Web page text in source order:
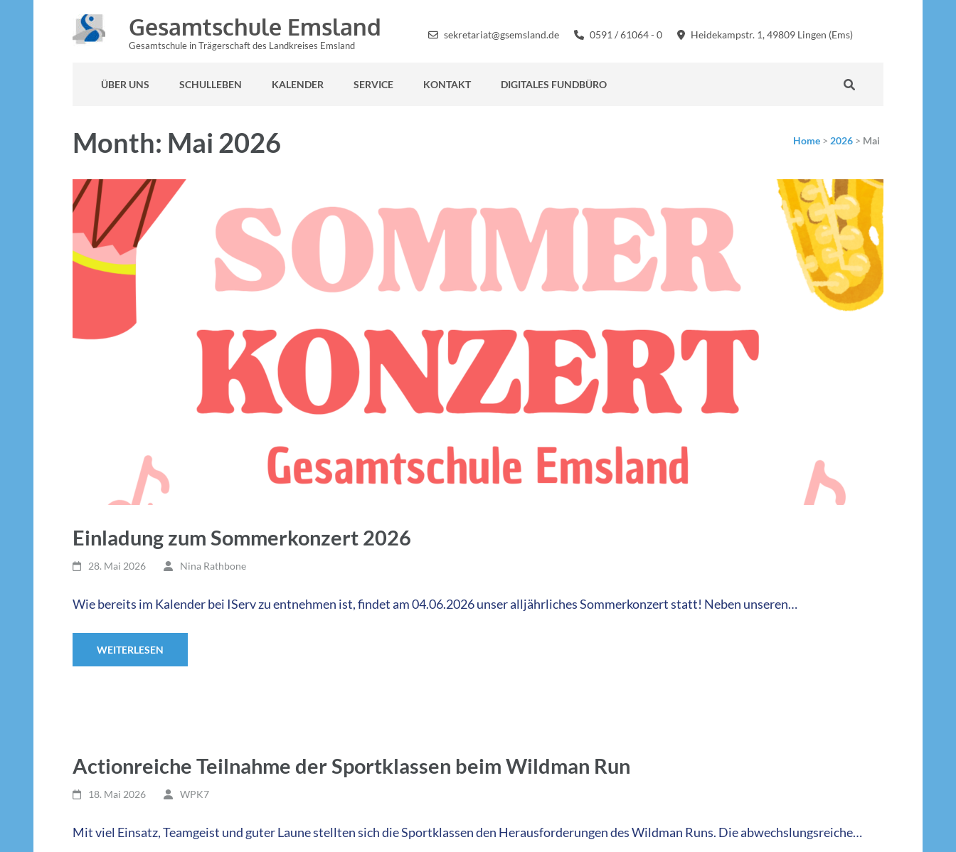
Gesamtschule Emsland
Gesamtschule in Trägerschaft des Landkreises Emsland
sekretariat@gsemsland.de 0591 / 61064 - 0 Heidekampstr. 1, 49809 Lingen (Ems)
ÜBER UNS SCHULLEBEN KALENDER SERVICE KONTAKT DIGITALES FUNDBÜRO
Month: Mai 2026 Home > 2026 > Mai
Einladung zum Sommerkonzert 2026
28. Mai 2026 Nina Rathbone
Wie bereits im Kalender bei IServ zu entnehmen ist, findet am 04.06.2026 unser alljährliches Sommerkonzert statt! Neben unseren…
WEITERLESEN
Actionreiche Teilnahme der Sportklassen beim Wildman Run
18. Mai 2026 WPK7
Mit viel Einsatz, Teamgeist und guter Laune stellten sich die Sportklassen den Herausforderungen des Wildman Runs. Die abwechslungsreiche…